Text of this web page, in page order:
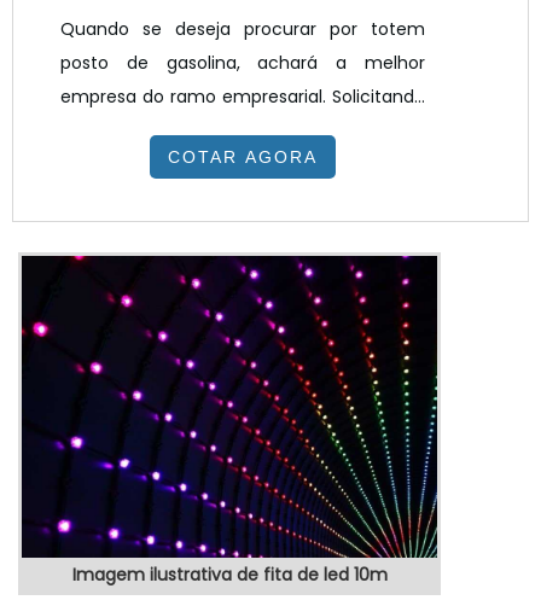
Quando se deseja procurar por totem
posto de gasolina, achará a melhor
empresa do ramo empresarial. Solicitando
um orçamento na melhor empresa do
segmento e encontrando a melhor em
colaboradores da VEX Tecnologia é
possível encontrar precisão com produtos
eletrônicos de qualidade para controle e
automação de processos.MAIS SOBRE
TOTEM POSTO DE GASOLINAHá muit...
COTAR AGORA
Imagem ilustrativa de fita de led 10m